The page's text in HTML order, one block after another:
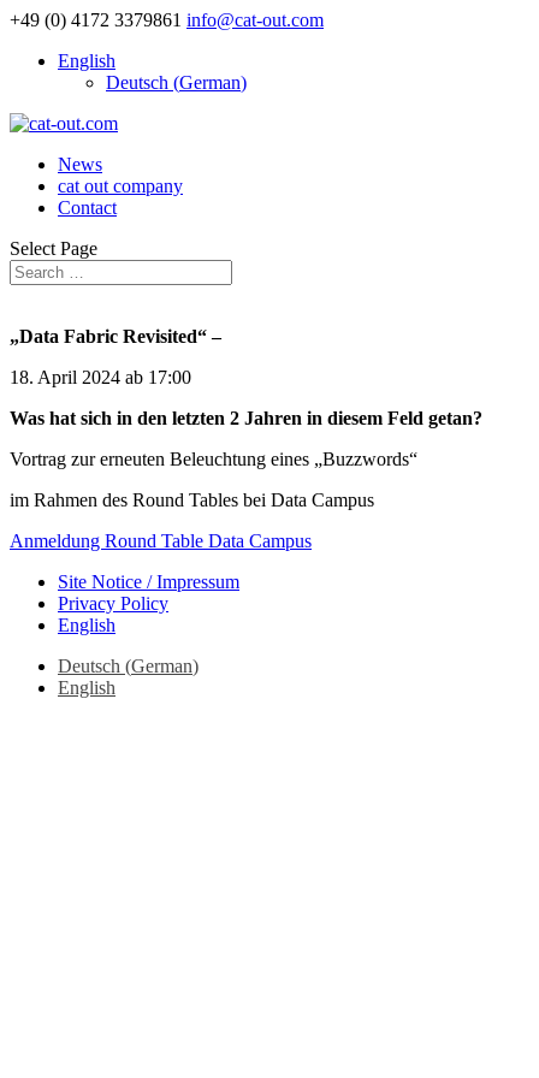
+49 (0) 4172 3379861 info@cat-out.com
English
Deutsch (German)
News
cat out company
Contact
Select Page
„Data Fabric Revisited“ –
18. April 2024 ab 17:00
Was hat sich in den letzten 2 Jahren in diesem Feld getan?
Vortrag zur erneuten Beleuchtung eines „Buzzwords“
im Rahmen des Round Tables bei Data Campus
Anmeldung Round Table Data Campus
Site Notice / Impressum
Privacy Policy
English
Deutsch (German)
English